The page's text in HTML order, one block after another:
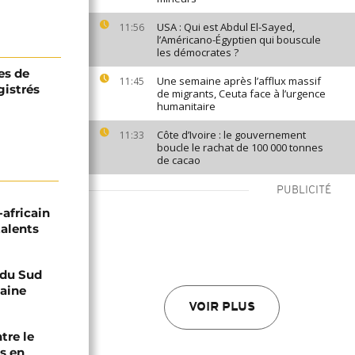
11:56
USA : Qui est Abdul El-Sayed,
l’Américano-Égyptien qui bouscule
les démocrates ?
11:45
Une semaine après l’afflux massif
de migrants, Ceuta face à l’urgence
humanitaire
11:33
Côte d’Ivoire : le gouvernement
boucle le rachat de 100 000 tonnes
de cacao
PUBLICITÉ
VOIR PLUS
de
africain
Sud
le